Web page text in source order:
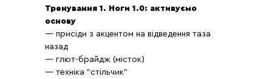
— сніданки, які дають енергію для тренувань
— варіанти на швидку руку + поживні
PDF: 14 варіантів обідів
— збалансовані набори страв
— як їсти ситно, але легко для травлення
Тренування 1. Ноги 1.0: активуємо
основу
— присіди з акцентом на відведення таза
назад
— глют-брайдж (місток)
— техніка "стільчик"